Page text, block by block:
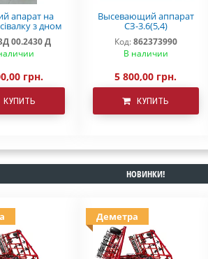
апарат на
з дном
5,4 Деметра
00.2430 Д
грн.
КУПИТЬ
Высевающий аппарат
СЗ-3.6(5,4)
мелкосемянный
Код:862373990
В наличии
5 800,00 грн.
КУПИТЬ
НОВИНКИ!
Деметра